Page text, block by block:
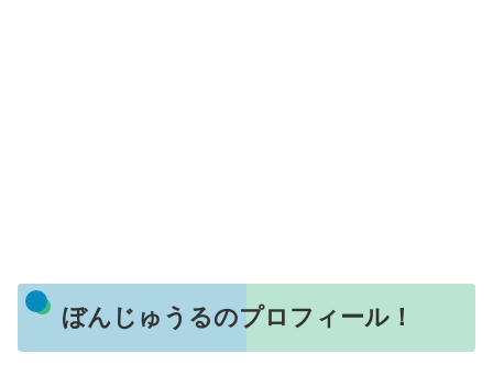
ぼんじゅうるのプロフィール！